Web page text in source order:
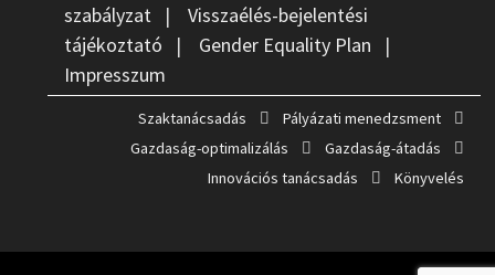
szabályzat| Visszaélés-bejelentési
tájékoztató | Gender Equality Plan |
Impresszum
Szaktanácsadás
Pályázati menedzsment
Gazdaság-optimalizálás
Gazdaság-átadás
Innovációs tanácsadás
Könyvelés